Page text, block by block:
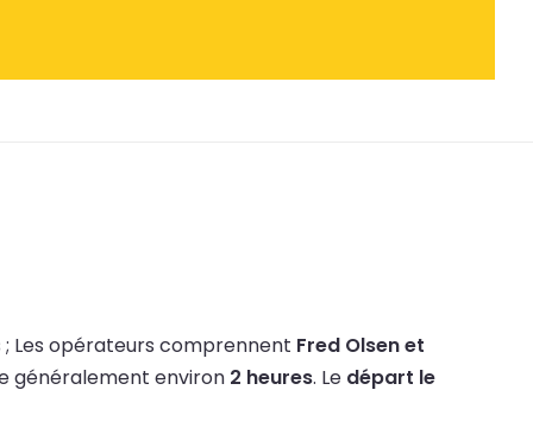
Les opérateurs comprennent Fred Olsen et
généralement environ 2 heures. Le départ le